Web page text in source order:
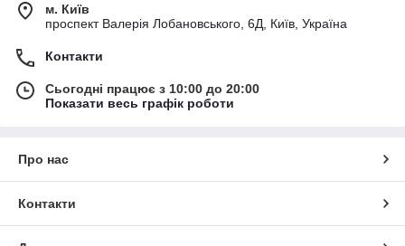
м. Київ
проспект Валерія Лобановського, 6Д, Київ, Україна
Контакти
Сьогодні працює з 10:00 до 20:00
Показати весь графік роботи
Про нас
Контакти